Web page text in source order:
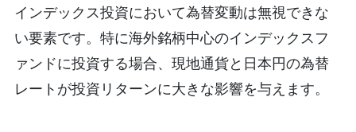
インデックス投資において為替変動は無視できな
い要素です。特に海外銘柄中心のインデックスフ
ァンドに投資する場合、現地通貨と日本円の為替
レートが投資リターンに大きな影響を与えます。